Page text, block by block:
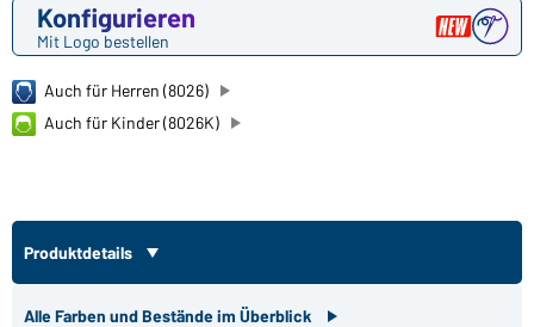
Konfigurieren
Mit Logo bestellen
Auch für Herren (8026)
Auch für Kinder (8026K)
Produktdetails
Alle Farben und Bestände im Überblick